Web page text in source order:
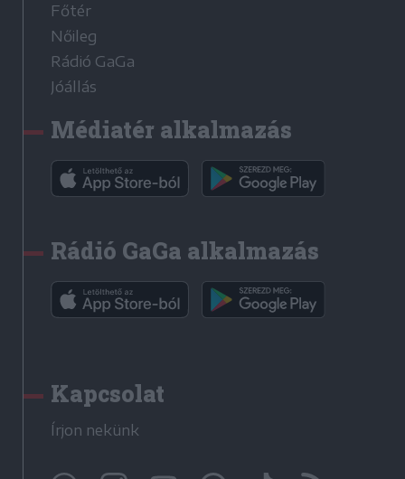
Főtér
Nőileg
Rádió GaGa
Jóállás
Médiatér alkalmazás
Rádió GaGa alkalmazás
Kapcsolat
Írjon nekünk